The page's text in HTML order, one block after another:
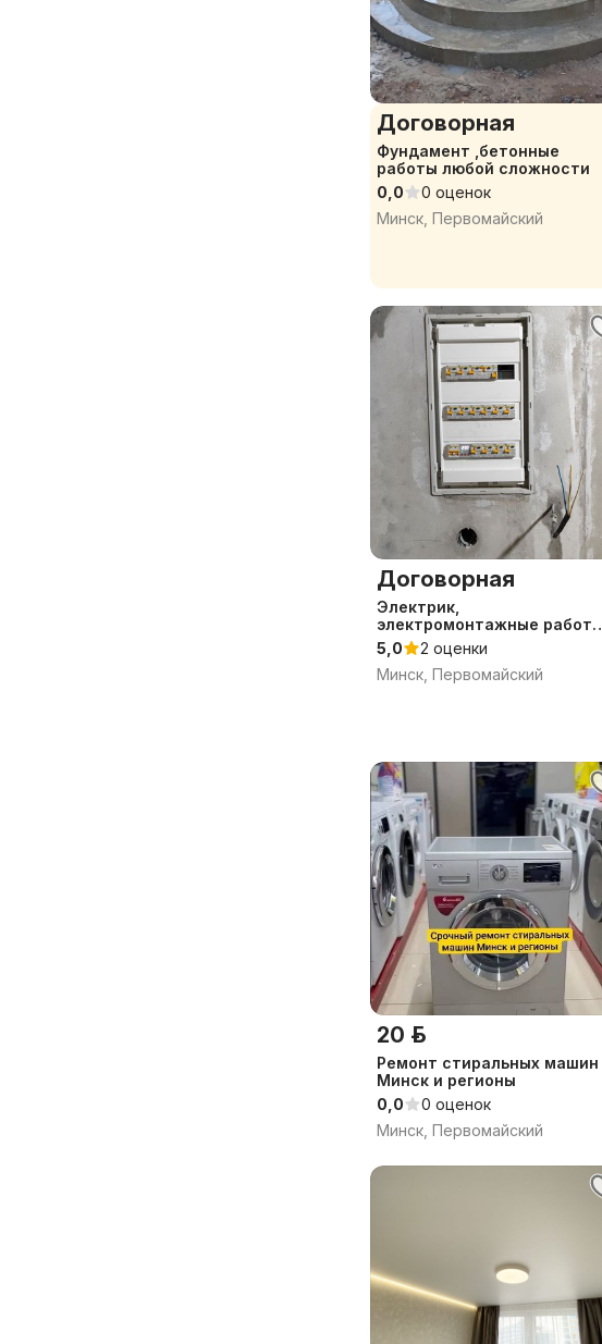
Договорная
Фундамент ,бетонные
работы любой сложности
0,0
0 оценок
Минск, Первомайский
Договорная
Электрик,
электромонтажные работы
от А до Я
5,0
2 оценки
Минск, Первомайский
20 р.
Ремонт стиральных машин
Минск и регионы
0,0
0 оценок
Минск, Первомайский